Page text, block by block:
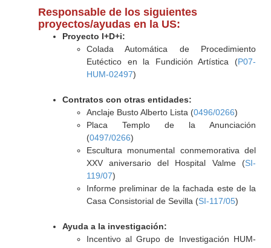
Responsable de los siguientes
proyectos/ayudas en la US:
Proyecto I+D+i:
Colada Automática de Procedimiento
Eutéctico en la Fundición Artística (P07-
HUM-02497)
Contratos con otras entidades:
Anclaje Busto Alberto Lista (0496/0266)
Placa Templo de la Anunciación
(0497/0266)
Escultura monumental conmemorativa del
XXV aniversario del Hospital Valme (SI-
119/07)
Informe preliminar de la fachada este de la
Casa Consistorial de Sevilla (SI-117/05)
Ayuda a la investigación:
Incentivo al Grupo de Investigación HUM-